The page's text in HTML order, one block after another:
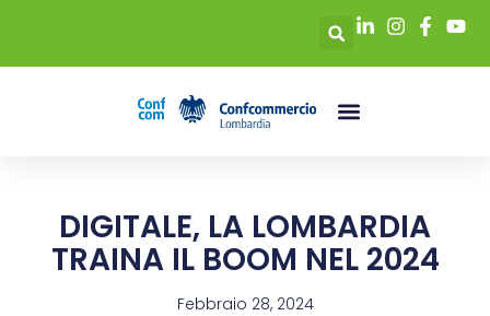
DIGITALE, LA LOMBARDIA
TRAINA IL BOOM NEL 2024
Febbraio 28, 2024